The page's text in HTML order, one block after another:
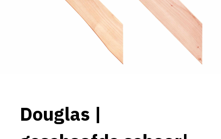
Douglas |